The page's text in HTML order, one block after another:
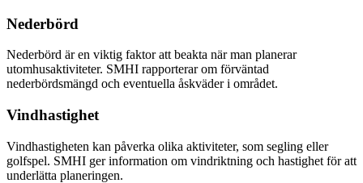
Nederbörd
Nederbörd är en viktig faktor att beakta när man planerar
utomhusaktiviteter. SMHI rapporterar om förväntad
nederbördsmängd och eventuella åskväder i området.
Vindhastighet
Vindhastigheten kan påverka olika aktiviteter, som segling eller
golfspel. SMHI ger information om vindriktning och hastighet för att
underlätta planeringen.